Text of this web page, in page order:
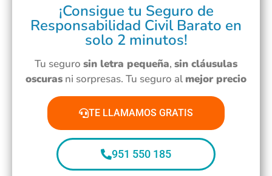
¡Consigue tu Seguro de
Responsabilidad Civil Barato en
solo 2 minutos!
Tu seguro sin letra pequeña, sin cláusulas
oscuras ni sorpresas. Tu seguro al mejor precio
TE LLAMAMOS GRATIS
951 550 185